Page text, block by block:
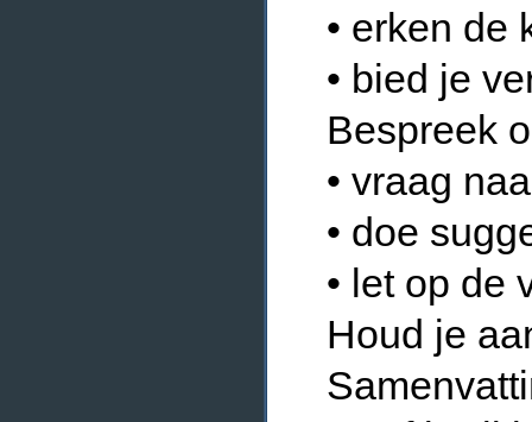
• erken de
• bied je
Bespreek
• vraag
• doe
• let op de
Houd je